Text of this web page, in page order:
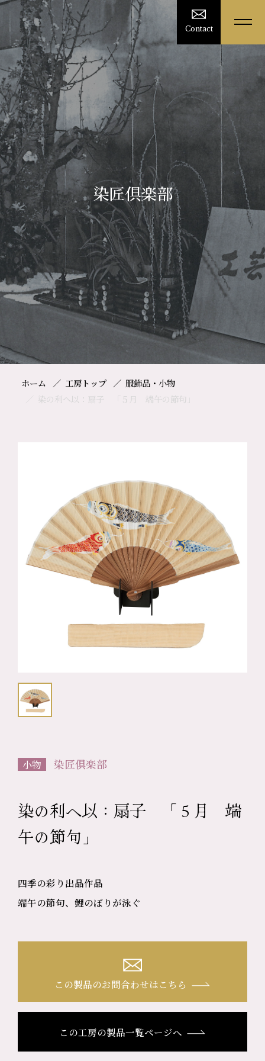
Contact
染匠倶楽部
ホーム 工房トップ
服飾品・小物
染の利へ以：扇子 「５月 端午の節句」
小物 染匠倶楽部
染の利へ以：扇子 「５月 端
午の節句」
四季の彩り出品作品
端午の節句、鯉のぼりが泳ぐ
この製品のお問合わせはこちら
この工房の製品一覧ページへ